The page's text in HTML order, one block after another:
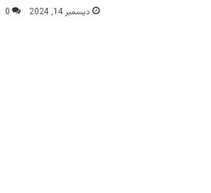
ديسمبر 14, 2024 0